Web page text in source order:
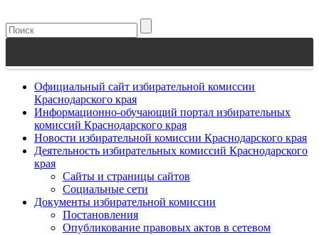
Официальный сайт избирательной комиссии
Краснодарского края
Информационно-обучающий портал избирательных
комиссий Краснодарского края
Новости избирательной комиссии Краснодарского края
Деятельность избирательных комиссий Краснодарского
края
Сайты и страницы сайтов
Социальные сети
Документы избирательной комиссии
Постановления
Опубликование правовых актов в сетевом